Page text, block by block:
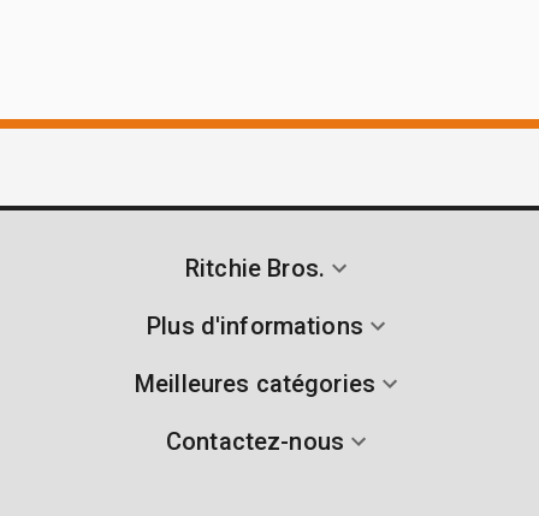
Ritchie Bros.
Plus d'informations
Meilleures catégories
Contactez-nous